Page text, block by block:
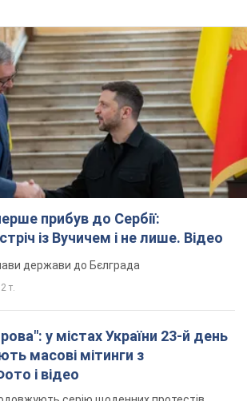
прибув до Сербії:
із Вучичем і не лише. Відео
держави до Бєлграда
т.
у містах України 23-й день
масові мітинги з
і відео
серію щоденних протестів
т.
законопроєкт Грема про
що далі
нові економічні обмеження
3,1 т.